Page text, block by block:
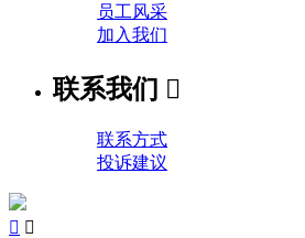
员工风采
加入我们
联系我们 
联系方式
投诉建议
 